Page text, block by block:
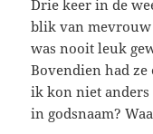
Drie keer in de
blik van mevrouw
was nooit leuk
Bovendien had
ik kon niet anders
in godsnaam?